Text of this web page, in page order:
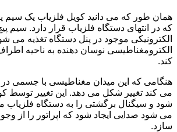
همان طور که می دانید کویل فلزیاب یک سیم
که در انتهای دستگاه فلزیاب قرار دارد. سیم
الکترونیکی موجود در پنل دستگاه تغذیه می
الکترومغناطیسی نوسان دهنده به ناحیه
کند.
هنگامی که این میدان مغناطیسی با جسمی در
می کند تغییر شکل می دهد. این تغییر توسط
شود و سیگنال برگشتی را به دستگاه
می شود صدایی ایجاد شود که اپراتور را از
سازد.